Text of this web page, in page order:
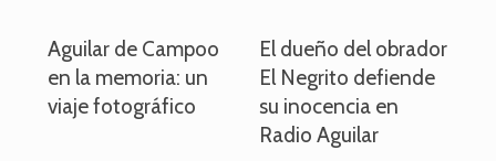
Aguilar de Campoo
en la memoria: un
viaje fotográfico
El dueño del obrador
El Negrito defiende
su inocencia en
Radio Aguilar